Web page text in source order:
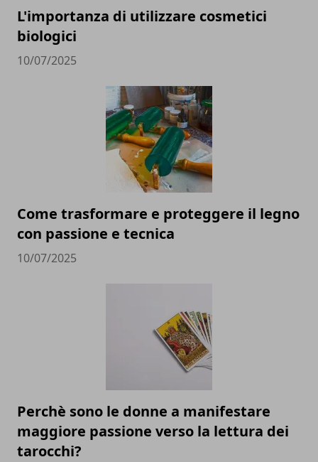
L'importanza di utilizzare cosmetici
biologici
10/07/2025
Come trasformare e proteggere il legno
con passione e tecnica
10/07/2025
Perchè sono le donne a manifestare
maggiore passione verso la lettura dei
tarocchi?